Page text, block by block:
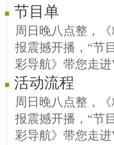
节目单
周日晚八点整，
报震撼开播，“节
彩导航》带您走
活动流程
周日晚八点整，
报震撼开播，“节
彩导航》带您走